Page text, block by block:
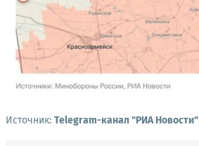
Источник: Telegram-канал "РИА Новости"